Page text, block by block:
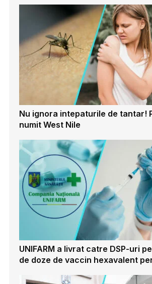
Nu ignora intepaturile de tantar!
numit West Nile
UNIFARM a livrat catre DSP-uri
de doze de vaccin hexavalent